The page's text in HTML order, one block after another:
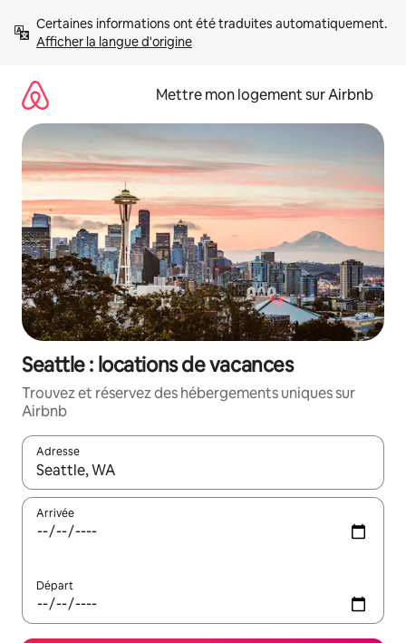
directement
Afficher la langue d'origine
Mettre mon logement sur Airbnb
Seattle : locations de vacances
Trouvez et réservez des hébergements uniques sur
Airbnb
Adresse
Lorsque les résultats s'affichent, utilisez les flèches vers le
Arrivée
Départ